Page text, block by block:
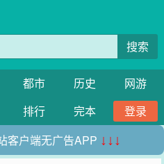
搜索
都市 历史
网游
排行 完本
登录
客户端无广告APP ↓↓↓